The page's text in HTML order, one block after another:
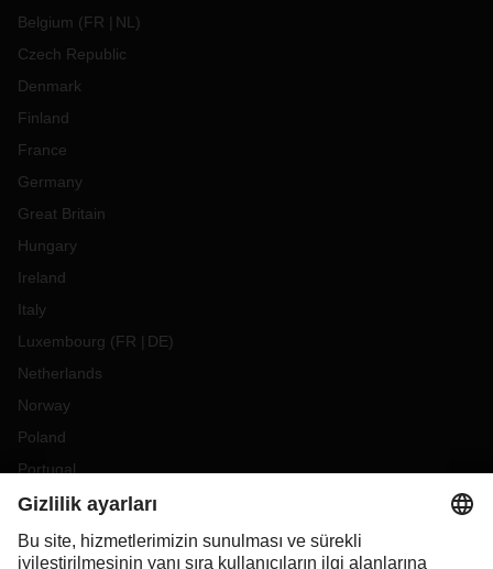
Belgium (FR NL )
Czech Republic
Denmark
Finland
France
Germany
Great Britain
Hungary
Ireland
Italy
Luxembourg (FR DE)
Netherlands
Norway
Poland
Portugal
Romania
Slovakia
Spain